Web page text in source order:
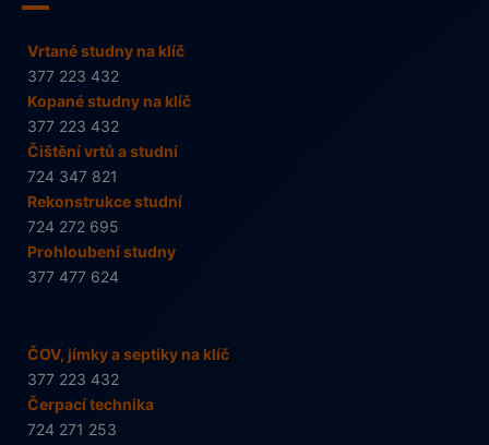
Vrtané studny na klíč
377 223 432
Kopané studny na klíč
377 223 432
Čištění vrtů a studní
724 347 821
Rekonstrukce studní
724 272 695
Prohloubení studny
377 477 624
ČOV, jímky a septiky na klíč
377 223 432
Čerpací technika
724 271 253